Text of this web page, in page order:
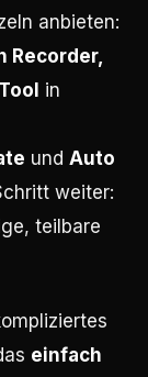
anbieten:
Recorder,
in
und Auto
weiter:
teilbare
einfach